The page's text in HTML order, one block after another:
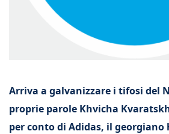
Arriva a galvanizzare i tifosi del
proprie parole Khvicha
per conto di Adidas, il